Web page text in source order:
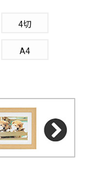
4切
A4